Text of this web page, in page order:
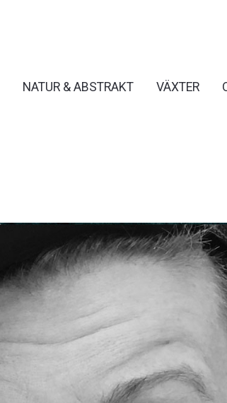
NATUR & ABSTRAKT VÄXTER